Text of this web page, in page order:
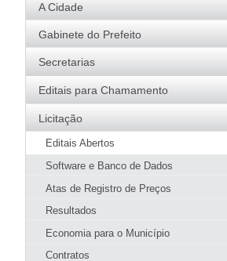
A Cidade
História
Bandeira
Acervo de Imagens
Galeria de Prefeitos
Patrimônio Cultural
Agenda de Eventos
Guia Prático
Hotéis e Pousadas
Restaurantes
Pizzarias
Gabinete do Prefeito
Prefeito
Agenda do Prefeito
Secretarias
Agricultura
Educação
Esportes
Página Inicial SMMA
Meio Ambiente
Editais para Chamamento
Licitação
Editais Abertos
Software e Banco de Dados
Atas de Registro de Preços
Resultados
Economia para o Município
Contratos